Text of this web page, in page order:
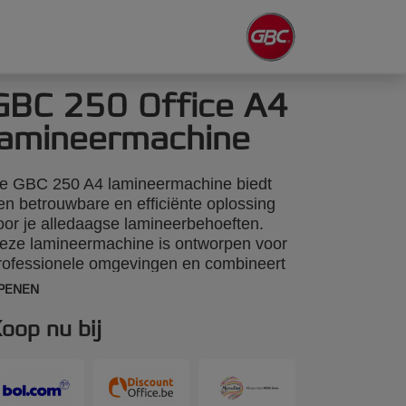
250 Office A4
GBC 250 A4 lamineermachine biedt
betrouwbare en efficiënte oplossing
je alledaagse lamineerbehoeften.
lamineermachine is ontworpen voor
omgevingen en combineert
met gebruiksgemak. Met een
een A4 vel van 75 micron in slechts 36
waardoor hij ideaal is voor
biedt drie instellingen
nu bij